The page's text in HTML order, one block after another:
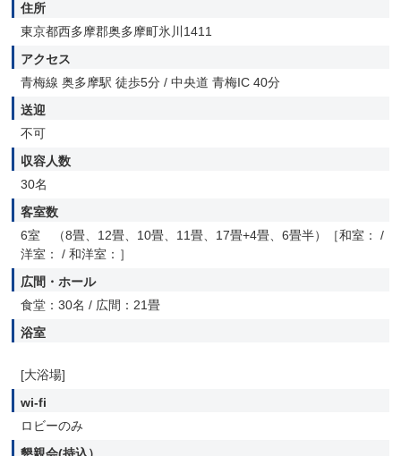
住所
東京都西多摩郡奥多摩町氷川1411
アクセス
青梅線 奥多摩駅 徒歩5分 / 中央道 青梅IC 40分
送迎
不可
収容人数
30名
客室数
6室 （8畳、12畳、10畳、11畳、17畳+4畳、6畳半）［和室： /
洋室： / 和洋室：］
広間・ホール
食堂：30名 / 広間：21畳
浴室
[大浴場]
wi-fi
ロビーのみ